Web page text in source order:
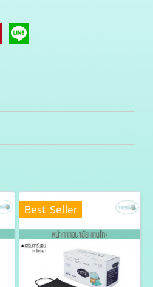
Best Seller